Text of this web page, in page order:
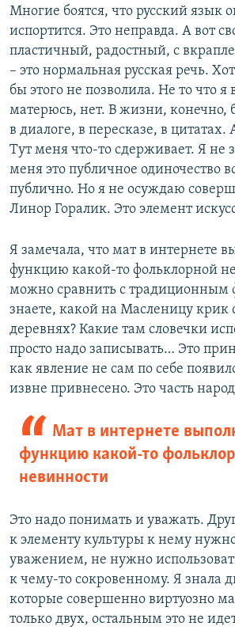
Многие боятся, что русский язык
испортится. Это неправда. А вот
пластичный, радостный, с
– это нормальная русская речь.
бы этого не позволила. Не то что я
матерюсь, нет. В жизни, конечно,
в диалоге, в пересказе, в цитатах.
Тут меня что-то сдерживает. Я не
меня это публичное одиночество
публично. Но я не осуждаю
Линор Горалик. Это элемент
Я замечала, что мат в интернете
функцию какой-то фольклорной
можно сравнить с традиционным
знаете, какой на Масленицу крик
деревнях? Какие там словечки
просто надо записывать… Это
как явление не сам по себе
извне привнесено. Это часть
Мат в интернете
функцию какой-то
невинности
Это надо понимать и уважать.
к элементу культуры к нему
уважением, не нужно
к чему-то сокровенному. Я знала
которые совершенно виртуозно
только двух, остальным это не